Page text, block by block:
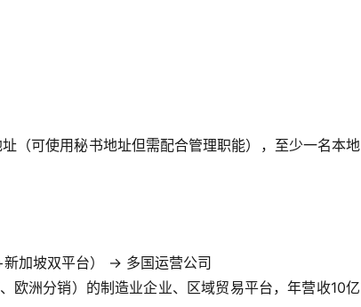
（可使用秘书地址但需配合管理职能），至少一名本地
加坡双平台） → 多国运营公司
欧洲分销）的制造业企业、区域贸易平台，年营收10亿